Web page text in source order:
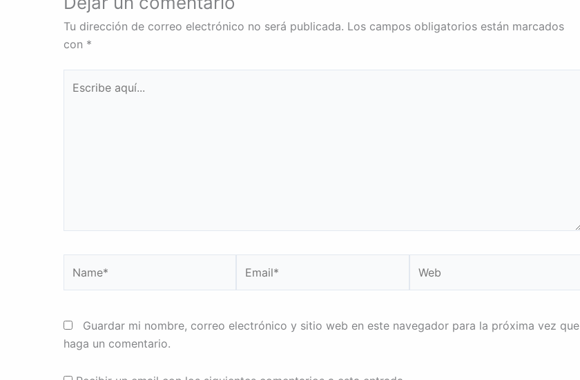
Tu dirección de correo electrónico no será publicada. Los campos obligatorios están marcados
con *
aquí...
Guardar mi nombre, correo electrónico y sitio web en este navegador para la próxima vez que
haga un comentario.